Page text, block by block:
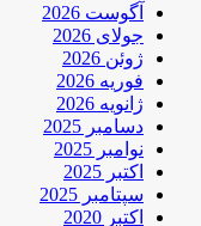
آگوست 2026
جولای 2026
ژوئن 2026
فوریه 2026
ژانویه 2026
دسامبر 2025
نوامبر 2025
اکتبر 2025
سپتامبر 2025
اکتبر 2020